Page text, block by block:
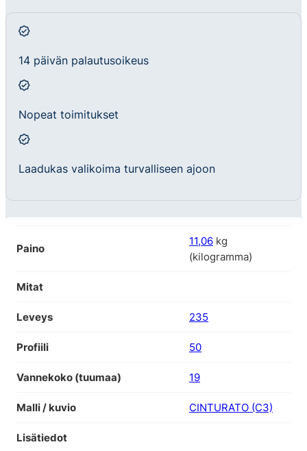
14 päivän palautusoikeus
Nopeat toimitukset
Laadukas valikoima turvalliseen ajoon
Paino
11,06 kg
(kilogramma)
Mitat
Leveys 235
Profiili 50
Vannekoko (tuumaa) 19
Malli / kuvio CINTURATO (C3)
Lisätiedot